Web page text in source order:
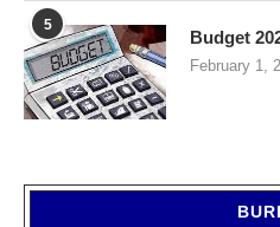
5
Budget
February 1,